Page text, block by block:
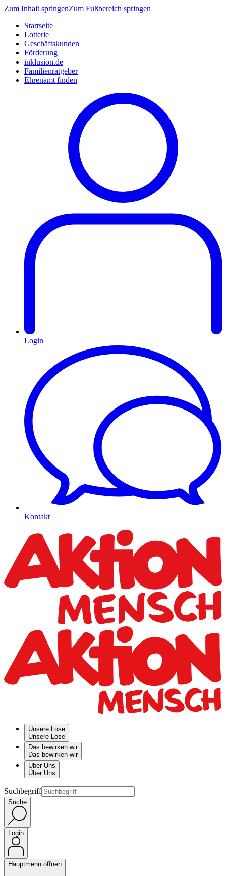
Zum Inhalt springenZum Fußbereich springen
Startseite
Lotterie
Geschäftskunden
Förderung
inklusion.de
Familienratgeber
Ehrenamt finden
Login
Kontakt
Unsere Lose
Unsere Lose
Das bewirken wir
Das bewirken wir
Über Uns
Über Uns
Suchbegriff
Suche
Login
Hauptmenü öffnen